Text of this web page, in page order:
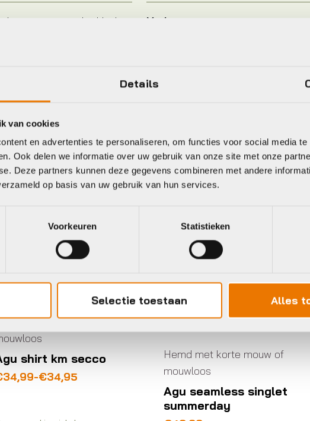
Details
van cookies
en advertenties te personaliseren, om functies voor social media te
Ook delen we informatie over uw gebruik van onze site met onze
Deze partners kunnen deze gegevens combineren met andere
op basis van uw gebruik van hun services.
Voorkeuren Statistieken
Selectie toestaan Alles
ss summerday black xs Merk
met korte mouw of
shirt km secco
€34,95
-
34,99
Agu
Hemd met korte mouw of
mouwloos
Agu seamless singlet
summerday